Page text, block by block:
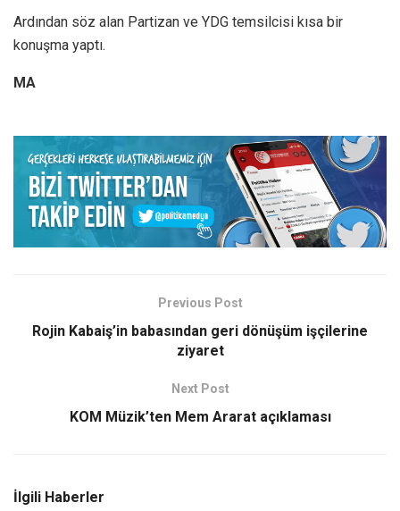
Ardından söz alan Partizan ve YDG temsilcisi kısa bir
konuşma yaptı.
MA
Previous Post
Rojin Kabaiş’in babasından geri dönüşüm işçilerine
ziyaret
Next Post
KOM Müzik’ten Mem Ararat açıklaması
İlgili Haberler